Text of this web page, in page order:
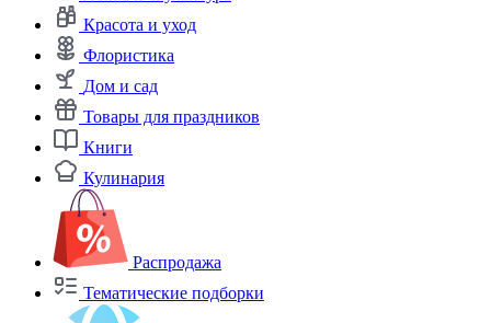
Красота и уход
Флористика
Дом и сад
Товары для праздников
Книги
Кулинария
Распродажа
Тематические подборки